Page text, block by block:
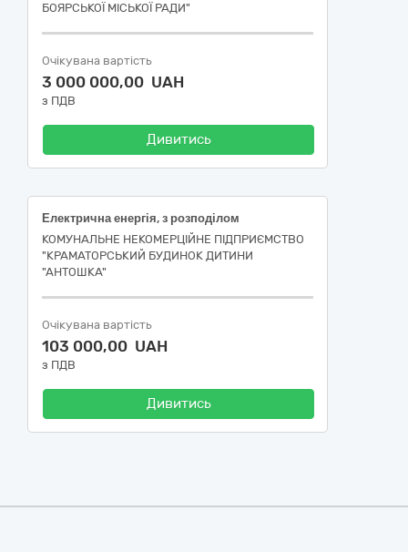
БОЯРСЬКОЇ МІСЬКОЇ РАДИ"
Очікувана вартість
3 000 000,00 UAH
з ПДВ
Дивитись
Електрична енергія, з розподілом
КОМУНАЛЬНЕ НЕКОМЕРЦІЙНЕ ПІДПРИЄМСТВО
"КРАМАТОРСЬКИЙ БУДИНОК ДИТИНИ
"АНТОШКА"
Очікувана вартість
103 000,00 UAH
з ПДВ
Дивитись